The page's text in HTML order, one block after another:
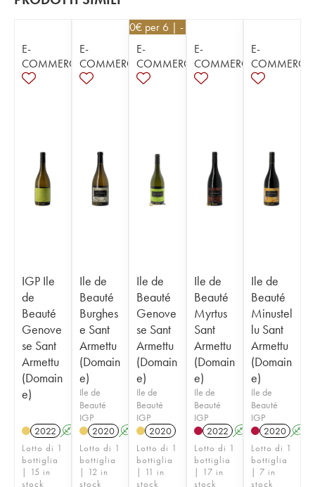
E-
COMMERCE
IGP Ile
de
Beauté
Genove
se Sant
Armettu
(Domain
e)
2022 A
Lotto di 1
bottiglia
| 15 in
stock
E-
COMMERCE
Ile de
Beauté
Burghes
e Sant
Armettu
(Domain
e)
Ile de
Beauté
IGP
2020 A
Lotto di 1
bottiglia
| 12 in
stock
25,20€ per 6 | - 10%
E-
COMMERCE
Ile de
Beauté
Genove
se Sant
Armettu
(Domain
e)
Ile de
Beauté
IGP
2020
Lotto di 1
bottiglia
| 11 in
stock
E-
COMMERCE
Ile de
Beauté
Myrtus
Sant
Armettu
(Domain
e)
Ile de
Beauté
IGP
2022 A
Lotto di 1
bottiglia
| 17 in
stock
E-
COMMERCE
Ile de
Beauté
Minustel
lu Sant
Armettu
(Domain
e)
Ile de
Beauté
IGP
2020 A
Lotto di 1
bottiglia
| 7 in
stock